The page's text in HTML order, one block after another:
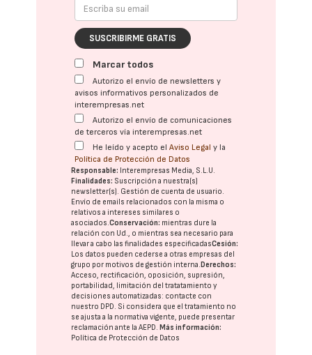
SUSCRIBIRME GRATIS
Marcar todos
Autorizo el envío de newsletters y
avisos informativos personalizados de
interempresas.net
Autorizo el envío de comunicaciones
de terceros vía interempresas.net
He leído y acepto elAviso Legal y la
Política de Protección de Datos
Responsable: Interempresas Media, S.L.U.
Finalidades: Suscripción a nuestra(s)
newsletter(s). Gestión de cuenta de usuario.
Envío de emails relacionados con la misma o
relativos a intereses similares o
asociados.Conservación: mientras dure la
relación con Ud., o mientras sea necesario para
llevar a cabo las finalidades especificadasCesión:
Los datos pueden cederse a otras empresas del
grupo por motivos de gestión interna.Derechos:
Acceso, rectificación, oposición, supresión,
portabilidad, limitación del tratatamiento y
decisiones automatizadas: contacte con
nuestro DPD. Si considera que el tratamiento no
se ajusta a la normativa vigente, puede presentar
reclamación ante laAEPD.Más información:
Política de Protección de Datos